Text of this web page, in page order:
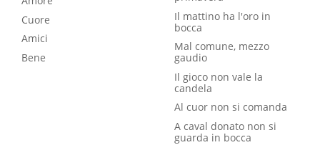
Cuore
Amici
Bene
Il mattino ha l'oro in
bocca
Mal comune, mezzo
gaudio
Il gioco non vale la
candela
Al cuor non si comanda
A caval donato non si
guarda in bocca